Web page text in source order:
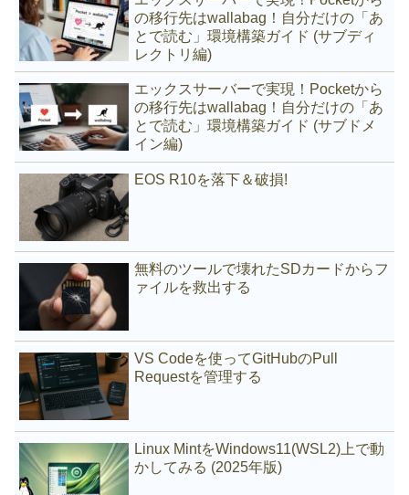
の移行先はwallabag！自分だけの「あ
とで読む」環境構築ガイド (サブディ
レクトリ編)
エックスサーバーで実現！Pocketから
の移行先はwallabag！自分だけの「あ
とで読む」環境構築ガイド (サブドメ
イン編)
EOS R10を落下＆破損!
無料のツールで壊れたSDカードからフ
ァイルを救出する
VS Codeを使ってGitHubのPull
Requestを管理する
Linux MintをWindows11(WSL2)上で動
かしてみる (2025年版)